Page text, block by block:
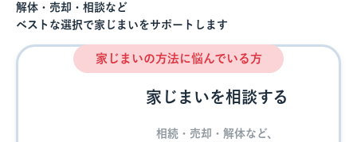
解体・売却・相談など
ベストな選択で家じまいをサポートします
家じまいの方法に悩んでいる方
家じまいを相談する
相続・売却・解体など、